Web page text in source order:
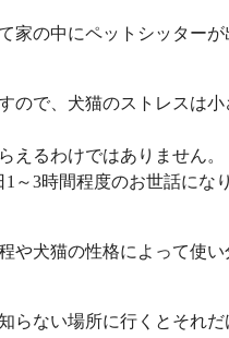
家の中にペットシッターが
ので、犬猫のストレスは小
えるわけではありません。
～3時間程度のお世話にな
や犬猫の性格によって使い
らない場所に行くとそれだ